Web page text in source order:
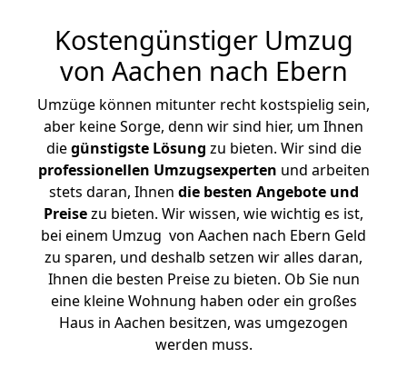
Kostengünstiger Umzug
von Aachen nach Ebern
Umzüge können mitunter recht kostspielig sein,
aber keine Sorge, denn wir sind hier, um Ihnen
diegünstigste Lösung zu bieten. Wir sind die
professionellen Umzugsexperten und arbeiten
stets daran, Ihnen die besten Angebote und
Preisezu bieten. Wir wissen, wie wichtig es ist,
bei einem Umzug von Aachen nach Ebern Geld
zu sparen, und deshalb setzen wir alles daran,
Ihnen die besten Preise zu bieten. Ob Sie nun
eine kleine Wohnung haben oder ein großes
Haus in Aachen besitzen, was umgezogen
werden muss.